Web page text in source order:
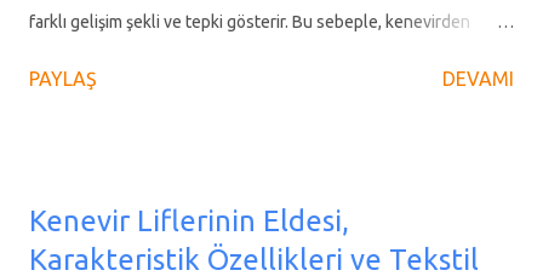
ned...
farklı gelişim şekli ve tepki gösterir. Bu sebeple, kenevirden
yetiştirmek suretiyle beklenen fayda sağlanmaktadır. Lif amaçlı
katı oranda THC alınabilmektedir. Tablo 2. Endüstriyel Kenevirin
Modern Kullanım Alanları Kenevir üzerine yapılan araştırmalar,
PAYLAŞ DEVAMI
Kenevir Liflerinin Eldesi,
Karakteristik Özellikleri ve Tekstil